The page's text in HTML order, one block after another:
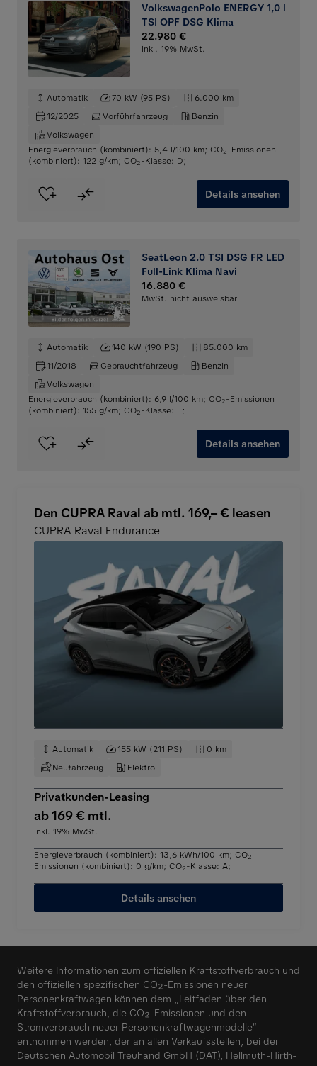
VolkswagenPolo ENERGY 1,0 l
TSI OPF DSG Klima
22.980 €
inkl. 19% MwSt.
Automatik 70 kW (95 PS)
6.000 km
12/2025
Vorführfahrzeug
Benzin
Volkswagen
Energieverbrauch (kombiniert): 5,4 l/100 km; CO2-Emissionen
(kombiniert): 122 g/km; CO2-Klasse: D;
Details ansehen
SeatLeon 2.0 TSI DSG FR LED
Full-Link Klima Navi
16.880 €
MwSt. nicht ausweisbar
Automatik 140 kW (190 PS)
85.000 km
11/2018
Gebrauchtfahrzeug
Benzin
Volkswagen
Energieverbrauch (kombiniert): 6,9 l/100 km; CO2-Emissionen
(kombiniert): 155 g/km; CO2-Klasse: E;
Details ansehen
Den CUPRA Raval ab mtl. 169,– € leasen
CUPRA Raval Endurance
Automatik 155 kW (211 PS)
0 km
Neufahrzeug
Elektro
Privatkunden-Leasing
ab 169 € mtl.
inkl. 19% MwSt.
Energieverbrauch (kombiniert): 13,6 kWh/100 km; CO2-
Emissionen (kombiniert): 0 g/km; CO2-Klasse: A;
Details ansehen
Weitere Informationen zum offiziellen Kraftstoffverbrauch und
den offiziellen spezifischen CO₂-Emissionen neuer
Personenkraftwagen können dem „Leitfaden über den
Kraftstoffverbrauch, die CO₂-Emissionen und den
Stromverbrauch neuer Personenkraftwagenmodelle“
entnommen werden, der an allen Verkaufsstellen, bei der
Deutschen Automobil Treuhand GmbH (DAT), Hellmuth-Hirth-